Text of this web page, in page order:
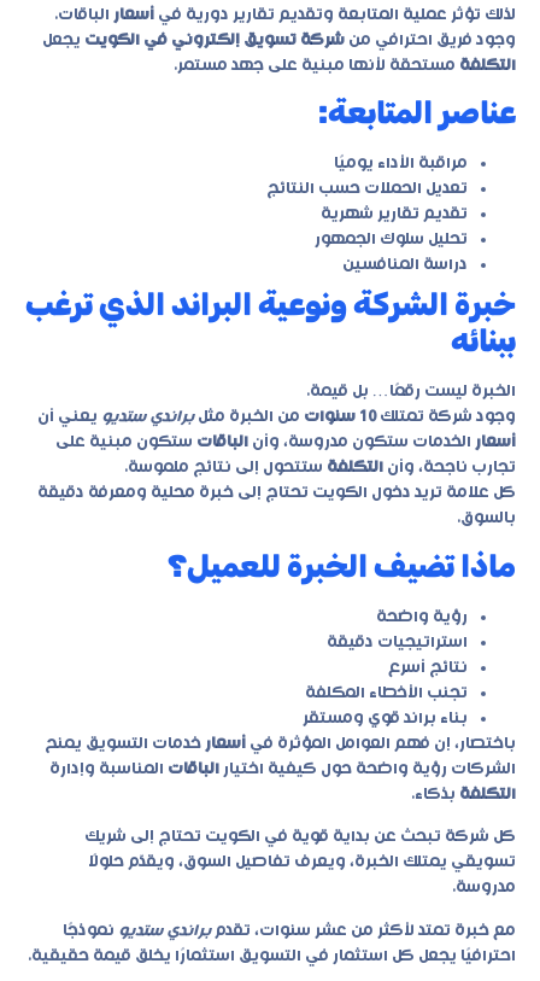
لذلك تؤثر عملية المتابعة وتقديم تقارير دورية في أسعار الباقات.
وجود فريق احترافي من شركة تسويق إلكتروني في الكويت يجعل
التكلفة مستحقة لأنها مبنية على جهد مستمر.
عناصر المتابعة:
مراقبة الأداء يوميًا
تعديل الحملات حسب النتائج
تقديم تقارير شهرية
تحليل سلوك الجمهور
دراسة المنافسين
خبرة الشركة ونوعية البراند الذي ترغب
ببنائه
الخبرة ليست رقمًا… بل قيمة.
وجود شركة تمتلك10 سنوات من الخبرة مثلبراندي ستديو يعني أن
أسعار الخدمات ستكون مدروسة، وأن الباقات ستكون مبنية على
تجارب ناجحة، وأن التكلفة ستتحول إلى نتائج ملموسة.
كل علامة تريد دخول الكويت تحتاج إلى خبرة محلية ومعرفة دقيقة
بالسوق.
ماذا تضيف الخبرة للعميل؟
رؤية واضحة
استراتيجيات دقيقة
نتائج أسرع
تجنب الأخطاء المكلفة
بناء براند قوي ومستقر
باختصار، إن فهم العوامل المؤثرة في أسعار خدمات التسويق يمنح
الشركات رؤية واضحة حول كيفية اختيار الباقات المناسبة وإدارة
التكلفة بذكاء.
كل شركة تبحث عن بداية قوية في الكويت تحتاج إلى شريك
تسويقي يمتلك الخبرة، ويعرف تفاصيل السوق، ويقدّم حلولًا
مدروسة.
مع خبرة تمتد لأكثر من عشر سنوات، تقدمبراندي ستديو نموذجًا
احترافيًا يجعل كل استثمار في التسويق استثمارًا يخلق قيمة حقيقية.